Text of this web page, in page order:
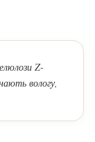
Z-
вологу,